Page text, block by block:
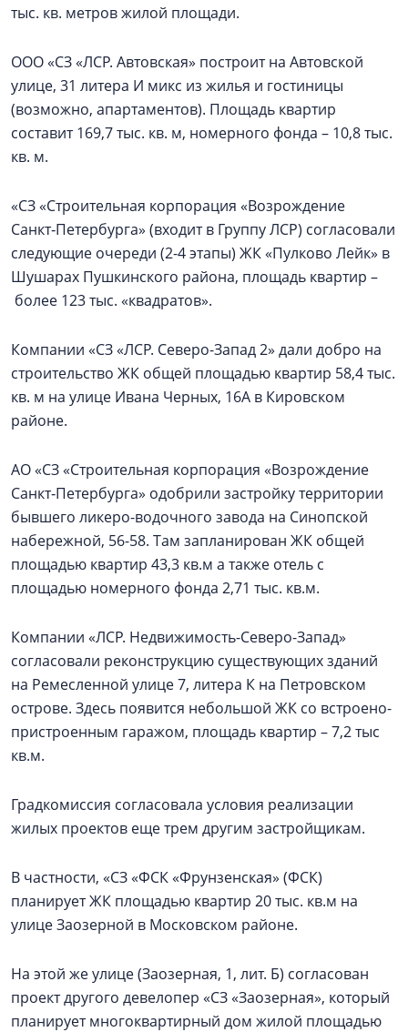
тыс. кв. метров жилой площади.
ООО «СЗ «ЛСР. Автовская» построит на Автовской
улице, 31 литера И микс из жилья и гостиницы
(возможно, апартаментов). Площадь квартир
составит 169,7 тыс. кв. м, номерного фонда – 10,8 тыс.
кв. м.
«СЗ «Строительная корпорация «Возрождение
Санкт‑Петербурга» (входит в Группу ЛСР) согласовали
следующие очереди (2-4 этапы) ЖК «Пулково Лейк» в
Шушарах Пушкинского района, площадь квартир –
более 123 тыс. «квадратов».
Компании «СЗ «ЛСР. Северо-Запад 2» дали добро на
строительство ЖК общей площадью квартир 58,4 тыс.
кв. м на улице Ивана Черных, 16А в Кировском
районе.
АО «СЗ «Строительная корпорация «Возрождение
Санкт‑Петербурга» одобрили застройку территории
бывшего ликеро-водочного завода на Синопской
набережной, 56-58. Там запланирован ЖК общей
площадью квартир 43,3 кв.м а также отель с
площадью номерного фонда 2,71 тыс. кв.м.
Компании «ЛСР. Недвижимость-Северо-Запад»
согласовали реконструкцию существующих зданий
на Ремесленной улице 7, литера К на Петровском
острове. Здесь появится небольшой ЖК со встроено-
пристроенным гаражом, площадь квартир – 7,2 тыс
кв.м.
Градкомиссия согласовала условия реализации
жилых проектов еще трем другим застройщикам.
В частности, «СЗ «ФСК «Фрунзенская» (ФСК)
планирует ЖК площадью квартир 20 тыс. кв.м на
улице Заозерной в Московском районе.
На этой же улице (Заозерная, 1, лит. Б) согласован
проект другого девелопер «СЗ «Заозерная», который
планирует многоквартирный дом жилой площадью